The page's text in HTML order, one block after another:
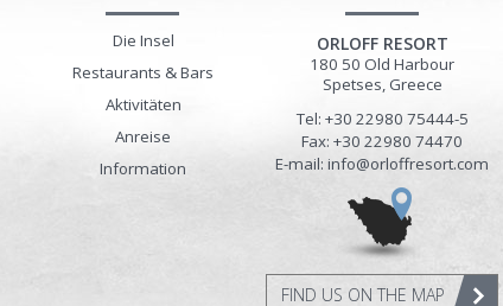
Die Insel
Restaurants & Bars
Aktivitäten
Anreise
Information
ORLOFF RESORT
180 50 Old Harbour
Spetses, Greece
Tel: +30 22980 75444-5
Fax: +30 22980 74470
E-mail: info@orloffresort.com
FIND US ON THE MAP